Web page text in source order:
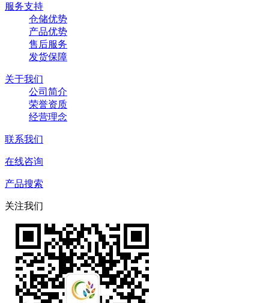
服务支持
仓储优势
产品优势
售后服务
发货保障
关于我们
公司简介
荣誉资质
经营理念
联系我们
在线咨询
产品搜索
关注我们